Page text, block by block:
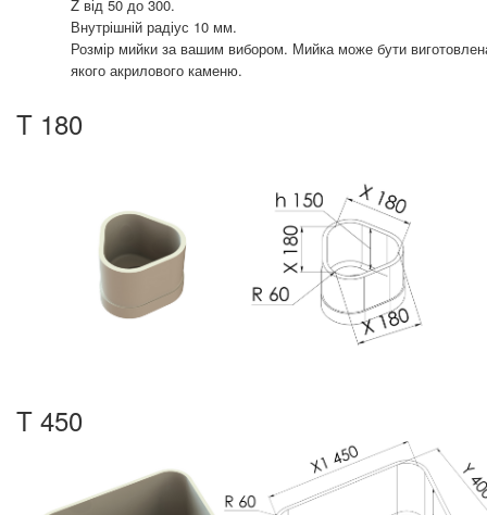
Z від 50 до 300.
Внутрішній радіус 10 мм.
Розмір мийки за вашим вибором. Мийка може бути
якого акрилового каменю.
T 180
T 450